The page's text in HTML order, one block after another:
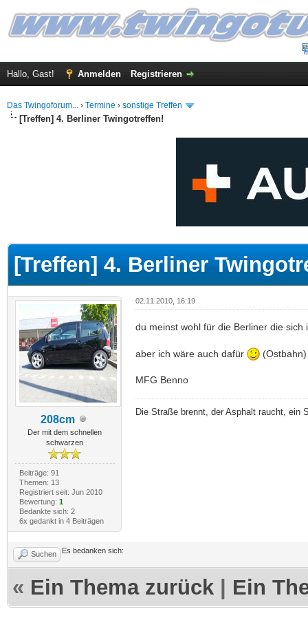
Hallo, Gast! Anmelden Registrieren
Das Twingoforum... › Termine › sonstige Treffen
[Treffen] 4. Berliner Twingotreffen!
[Treffen] 4. Berliner
208cm
Der mit dem schnellen
schwarzen
Beiträge: 91
Themen: 13
Registriert seit: Jun 2010
Bewertung: 1
Bedankte sich: 2
6x gedankt in 4 Beiträgen
02.11.2010, 16:19
du meinst wohl für die Berliner die sich
aber ich wäre auch dafür (Ostbahn)
MFG Benno
Die Straße brennt, der Asphalt raucht, ein
Suchen Es bedanken sich:
« Ein Thema zurück Ein